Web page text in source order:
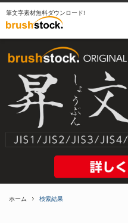
筆文字素材無料ダウンロード!
ホーム 検索結果